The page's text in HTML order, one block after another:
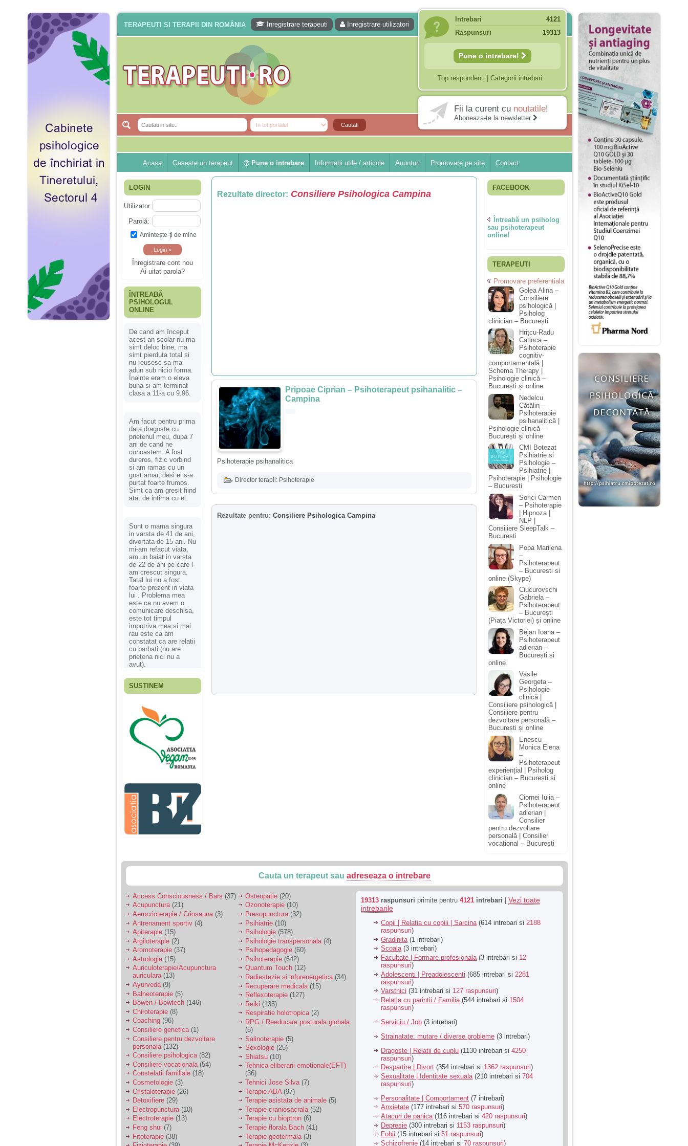
TERAPEUȚI ȘI TERAPII DIN ROMÂNIA Inregistrare terapeuti Inregistrare utilizatori
Intrebari
4121
Raspunsuri
19313
Pune o intrebare!
Top respondenti Categorii intrebari
Fii la curent cu noutatile!
Aboneaza-te la newsletter
Acasa Gaseste un terapeut Pune o intrebare Informatii utile / articole Anunturi Promovare pe site Contact
LOGIN
Utilizator:
Parolă:
Aminteşte-ţi de mine
Înregistrare cont nou
Ai uitat parola?
ÎNTREABĂ
PSIHOLOGUL
ONLINE
De cand am început
acest an scolar nu ma
simt deloc bine, ma
simt pierduta total si
nu reusesc sa ma
adun sub nicio forma.
Înainte eram o eleva
buna si am terminat
clasa a 11-a cu 9.96.
Am facut pentru prima
data dragoste cu
prietenul meu, dupa 7
ani de cand ne
cunoastem. A fost
dureros, fizic vorbind
si am ramas cu un
gust amar, desi el s-a
purtat foarte frumos.
Simt ca am gresit fiind
atat de intima cu el.
Sunt o mama singura
in varsta de 41 de ani,
divortata de 15 ani. Nu
mi-am refacut viata,
am un baiat in varsta
de 22 de ani pe care l-
am crescut singura.
Tatal lui nu a fost
foarte prezent in viata
lui . Problema mea
este ca nu avem o
comunicare deschisa,
este tot timpul
impotriva mea si mai
rau este ca am
constatat ca are relatii
cu barbati (nu are
prietena nici nu a
avut).
Fiica mea s-a nascut
ani, privind in urma
realizez cat de multe
greseli am facut in
educatia si cresterea
ei, am fost o mama
egoista, preocupata
de implinirea
profesionala, cand ea
era mica am neglijat-
agresiva, orice
greseala era taxata cu
o palma sau pedepse.
De 4 ani am o relatie
serioasa cu un barbat
sa se manifeste o
Ma aflu aici pentru ca
vreau sa stiu daca am
nevoie de un psiholog
sau psihiatru.
Sunt casatorita, am
31 de ani si un copil in
varsta de 2 ani care
mi-e lumina ochilor.
De ceva timp simt ca
mi s-a adunat
oboseala, o oboseala
cronica de care nu pot
scapa si simt ca din
cauza ei nu pot
controla nervii si
cateodata are copilul
de suferit.
Am o bariera peste
care nu pot trece:
prietena mea a ramas
insarcinata cu o fata.
Am fost de comun
acord sa facem un
copil, cu gandul ca e
baiat.
SUSȚINEM
Rezultate director: Consiliere Psihologica Campina
Pripoae Ciprian – Psihoterapeut psihanalitic –
Campina
Psihoterapie psihanalitica
Director terapii: Psihoterapie
Rezultate pentru: Consiliere Psihologica Campina
FACEBOOK
Întreabă un psiholog
sau psihoterapeut
online!
TERAPEUTI
Promovare preferentiala
Golea Alina –
Consiliere
psihologică |
Psiholog
clinician – București
Hrițcu-Radu
Catinca –
Psihoterapie
cognitiv-
comportamentală |
Schema Therapy |
Psihologie clinică –
București și online
Nedelcu
Cătălin –
Psihoterapie
psihanalitică |
Psihologie clinică –
București și online
CMI Botezat
Psihiatrie si
Psihologie –
Psihiatrie |
Psihoterapie | Psihologie
– Bucuresti
Sorici Carmen
– Psihoterapie
| Hipnoza |
NLP |
Consiliere SleepTalk –
Bucuresti
Popa Marilena
–
Psihoterapeut
– Bucuresti si
online (Skype)
Ciucurovschi
Gabriela –
Psihoterapeut
– București
(Piața Victoriei) și online
Bejan Ioana –
Psihoterapeut
adlerian –
București și
online
Vasile
Georgeta –
Psihologie
clinică |
Consiliere psihologică |
Consiliere pentru
dezvoltare personală –
București și online
Enescu
Monica Elena
–
Psihoterapeut
experiențial | Psiholog
clinician – București și
online
Ciornei Iulia –
Psihoterapeut
adlerian |
Consilier
pentru dezvoltare
personală | Consilier
vocațional – București
Cauta un terapeut sau adreseaza o intrebare
Access Consciousness / Bars (37)
Acupunctura(21)
Aerocrioterapie / Criosauna (3)
Antrenament sportiv (4)
Apiterapie (15)
Argiloterapie (2)
Aromoterapie (37)
Astrologie (15)
Auriculoterapie/Acupunctura
auriculara(13)
Ayurveda(9)
Balneoterapie (5)
Bowen / Bowtech (146)
Chiroterapie (8)
Coaching (96)
Consiliere genetica(1)
Consiliere pentru dezvoltare
personala (132)
Consiliere psihologica(82)
Consiliere vocationala (54)
Constelatii familiale (18)
Cosmetologie (3)
Cristaloterapie (26)
Detoxifiere (29)
Electropunctura (10)
Electroterapie (13)
Feng shui (7)
Fitoterapie (38)
Osteopatie (20)
Ozonoterapie (10)
Presopunctura (32)
Psihiatrie (10)
Psihologie (578)
Psihologie transpersonala (4)
Psihopedagogie (60)
Psihoterapie (642)
Quantum Touch (12)
Radiestezie si inforenergetica(34)
Recuperare medicala (15)
Reflexoterapie (127)
Reiki (135)
Respiratie holotropica(2)
RPG / Reeducare posturala globala
(5)
Salinoterapie (5)
Sexologie (25)
Shiatsu (10)
Tehnica eliberarii emotionale(EFT)
(36)
Tehnici Jose Silva(7)
Terapie ABA (97)
Terapie asistata de animale (5)
Terapie craniosacrala (52)
Terapie cu bioptron (6)
Terapie florala Bach (41)
Terapie geotermala (3)
19313 raspunsuri primite pentru 4121 intrebari
Vezi toate
intrebarile
Copii | Relatia cu copiii | Sarcina(614 intrebari si 2188
raspunsuri)
Gradinita (1 intrebari)
Scoala(3 intrebari)
Facultate | Formare profesionala (3 intrebari si 12
raspunsuri)
Adolescenti | Preadolescenti (685 intrebari si 2281
raspunsuri)
Varstnici (31 intrebari si 127 raspunsuri)
Relatia cu parintii / Familia (544 intrebari si 1504
raspunsuri)
Serviciu / Job (3 intrebari)
Strainatate: mutare / diverse probleme (3 intrebari)
Dragoste | Relatii de cuplu (1130 intrebari si 4250
raspunsuri)
Despartire | Divort (354 intrebari si 1362 raspunsuri)
Sexualitate | Identitate sexuala (210 intrebari si 704
raspunsuri)
Personalitate | Comportament (7 intrebari)
Anxietate (177 intrebari si 570 raspunsuri)
Atacuri de panica(116 intrebari si 420 raspunsuri)
Depresie (300 intrebari si 1153 raspunsuri)
Fobii (15 intrebari si 51 raspunsuri)
Schizofrenie (14 intrebari si 70 raspunsuri)